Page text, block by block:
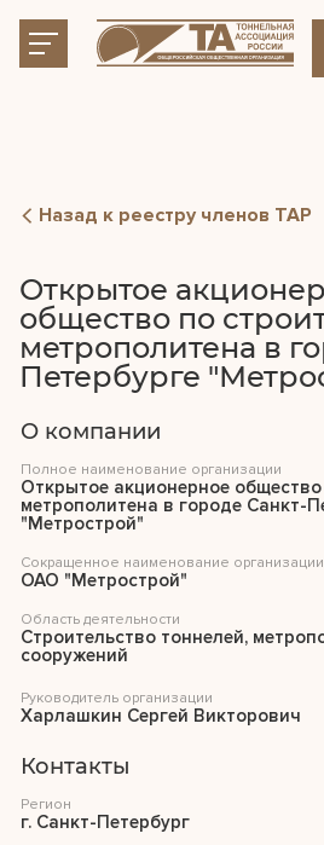
Назад к реестру членов ТАР
Открытое
общество по
метрополитена в
Петербурге
О компании
Полное наименование организации
Открытое акционерное общество
метрополитена в городе Санкт-
"Метрострой"
Сокращенное наименование организации
ОАО "Метрострой"
Область деятельности
Строительство тоннелей,
сооружений
Руководитель организации
Харлашкин Сергей Викторович
Контакты
Регион
г. Санкт-Петербург